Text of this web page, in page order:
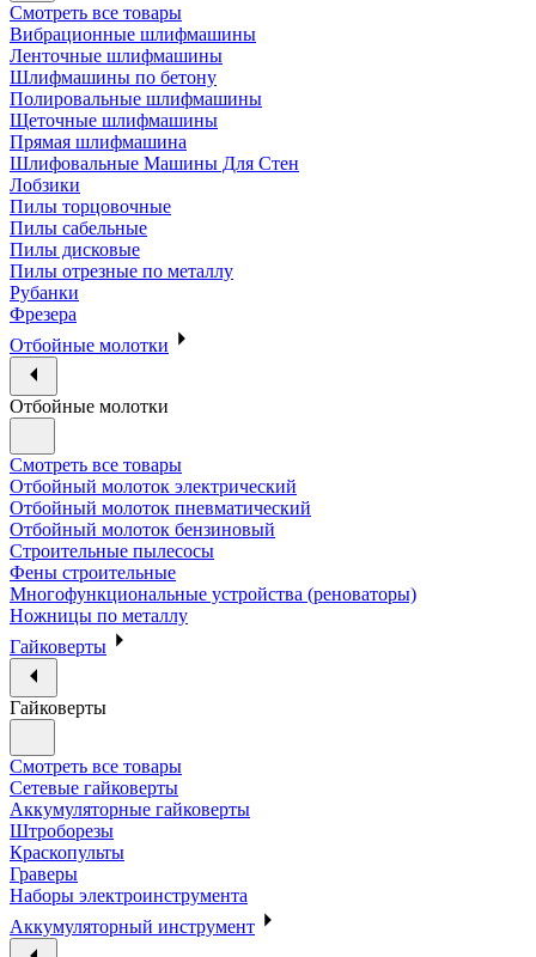
Смотреть все товары
Вибрационные шлифмашины
Ленточные шлифмашины
Шлифмашины по бетону
Полировальные шлифмашины
Щеточные шлифмашины
Прямая шлифмашина
Шлифовальные Машины Для Стен
Лобзики
Пилы торцовочные
Пилы сабельные
Пилы дисковые
Пилы отрезные по металлу
Рубанки
Фрезера
Отбойные молотки
Отбойные молотки
Смотреть все товары
Отбойный молоток электрический
Отбойный молоток пневматический
Отбойный молоток бензиновый
Строительные пылесосы
Фены строительные
Многофункциональные устройства (реноваторы)
Ножницы по металлу
Гайковерты
Гайковерты
Смотреть все товары
Сетевые гайковерты
Аккумуляторные гайковерты
Штроборезы
Краскопульты
Граверы
Наборы электроинструмента
Аккумуляторный инструмент